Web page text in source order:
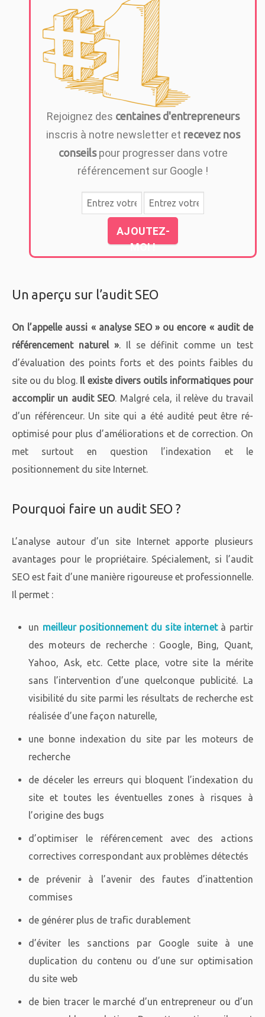
Rejoignez des centaines d'entrepreneurs
inscris à notre newsletter et recevez nos
conseilspour progresser dans votre
référencement sur Google !
AJOUTEZ-
MOI !
Un aperçu sur l’audit SEO
On l’appelle aussi « analyse SEO » ou encore « audit de
référencement naturel ». Il se définit comme un test
d’évaluation des points forts et des points faibles du
site ou du blog. Il existe divers outils informatiques pour
accomplir un audit SEO. Malgré cela, il relève du travail
d’un référenceur. Un site qui a été audité peut être ré-
optimisé pour plus d’améliorations et de correction. On
met surtout en question l’indexation et le
positionnement du site Internet.
Pourquoi faire un audit SEO ?
L’analyse autour d’un site Internet apporte plusieurs
avantages pour le propriétaire. Spécialement, si l’audit
SEO est fait d’une manière rigoureuse et professionnelle.
Il permet :
un meilleur positionnement du site internetà partir
des moteurs de recherche : Google, Bing, Quant,
Yahoo, Ask, etc. Cette place, votre site la mérite
sans l’intervention d’une quelconque publicité. La
visibilité du site parmi les résultats de recherche est
réalisée d’une façon naturelle,
une bonne indexation du site par les moteurs de
recherche
de déceler les erreurs qui bloquent l’indexation du
site et toutes les éventuelles zones à risques à
l’origine des bugs
d’optimiser le référencement avec des actions
correctives correspondant aux problèmes détectés
de prévenir à l’avenir des fautes d’inattention
commises
de générer plus de trafic durablement
d’éviter les sanctions par Google suite à une
duplication du contenu ou d’une sur optimisation
du site web
de bien tracer le marché d’un entrepreneur ou d’un